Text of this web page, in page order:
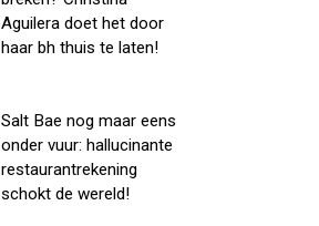
Aguilera doet het door
haar bh thuis te laten!
Salt Bae nog maar eens
onder vuur: hallucinante
restaurantrekening
schokt de wereld!